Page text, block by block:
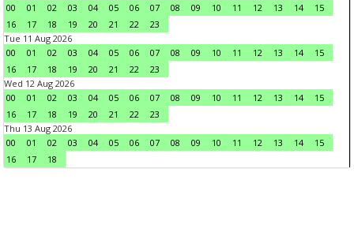
00
01 02 03 04 05 06 07 08 09 10 11 12 13 14
15
16
17 18 19 20 21 22
23
Tue 11 Aug 2026
00
01 02 03 04 05 06 07 08 09 10 11 12 13 14
15
16
17 18 19 20 21 22
23
Wed 12 Aug 2026
00
01 02 03 04 05 06 07 08 09 10 11 12 13 14
15
16
17 18 19 20 21 22
23
Thu 13 Aug 2026
00
01 02 03 04 05 06 07 08 09 10 11 12 13 14
15
16
17 18